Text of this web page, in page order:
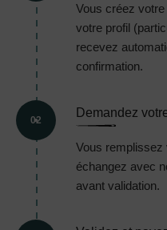
Vous créez
votre profil
recevez
confirmation.
02
Demandez
Vous remplissez
échangez avec
avant validation.